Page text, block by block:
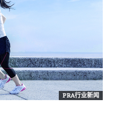
PRA行业新闻